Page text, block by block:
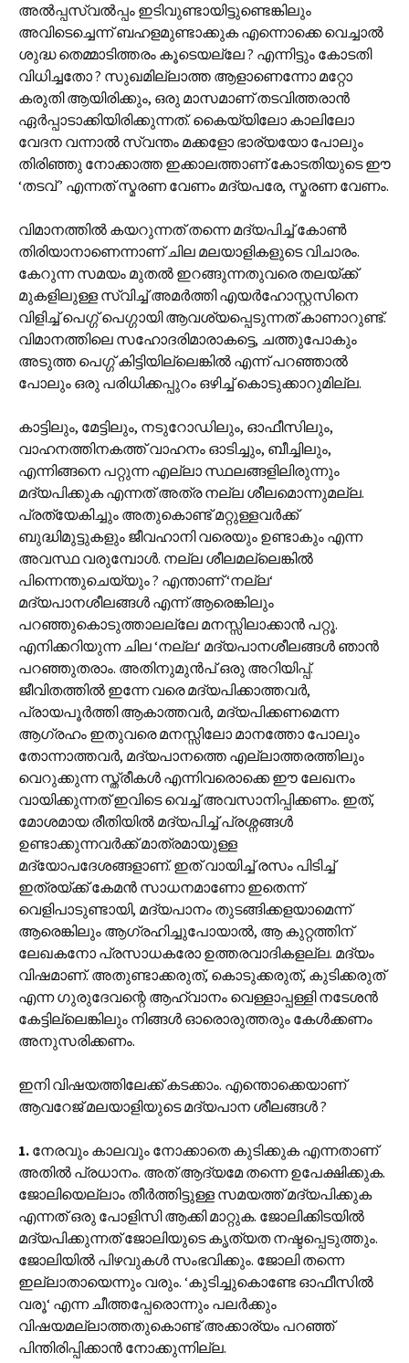
അല്‍പ്പസ്വല്‍പ്പം ഇടിവുണ്ടായിട്ടുണ്ടെങ്കിലും
അവിടെച്ചെന്ന് ബഹളമുണ്ടാക്കുക എന്നൊക്കെ വെച്ചാൽ
ശുദ്ധ തെമ്മാടിത്തരം കൂടെയല്ലേ ? എന്നിട്ടും കോടതി
വിധിച്ചതോ ? സുഖമില്ലാത്ത ആളാണെന്നോ മറ്റോ
കരുതി ആയിരിക്കും, ഒരു മാസമാണ് തടവിത്തരാൻ
ഏർപ്പാടാക്കിയിരിക്കുന്നത്. കൈയ്യിലോ കാലിലോ
വേദന വന്നാൽ സ്വന്തം മക്കളോ ഭാര്യയോ പോലും
തിരിഞ്ഞു നോക്കാത്ത ഇക്കാലത്താണ് കോടതിയുടെ ഈ
‘തടവ് ’ എന്നത് സ്മരണ വേണം മദ്യപരേ, സ്മരണ വേണം.
വിമാനത്തിൽ കയറുന്നത് തന്നെ മദ്യപിച്ച് കോൺ
തിരിയാനാണെന്നാണ് ചില മലയാളികളുടെ വിചാരം.
കേറുന്ന സമയം മുതൽ ഇറങ്ങുന്നതുവരെ തലയ്ക്ക്
മുകളിലുള്ള സ്വിച്ച് അമർത്തി എയർഹോസ്റ്റസിനെ
വിളിച്ച് പെഗ്ഗ് പെഗ്ഗായി ആവശ്യപ്പെടുന്നത് കാണാറുണ്ട്.
വിമാനത്തിലെ സഹോദരിമാരാകട്ടെ, ചത്തുപോകും
അടുത്ത പെഗ്ഗ് കിട്ടിയില്ലെങ്കിൽ എന്ന് പറഞ്ഞാൽ
പോലും ഒരു പരിധിക്കപ്പുറം ഒഴിച്ച് കൊടുക്കാറുമില്ല.
കാട്ടിലും, മേട്ടിലും, നടുറോഡിലും, ഓഫീസിലും,
വാഹനത്തിനകത്ത് വാഹനം ഓടിച്ചും, ബീച്ചിലും,
എന്നിങ്ങനെ പറ്റുന്ന എല്ലാ സ്ഥലങ്ങളിലിരുന്നും
മദ്യപിക്കുക എന്നത് അത്ര നല്ല ശീലമൊന്നുമല്ല.
പ്രത്യേകിച്ചും അതുകൊണ്ട് മറ്റുള്ളവർക്ക്
ബുദ്ധിമുട്ടുകളും ജീവഹാനി വരെയും ഉണ്ടാകും എന്ന
അവസ്ഥ വരുമ്പോൾ. നല്ല ശീലമല്ലെങ്കിൽ
പിന്നെന്തുചെയ്യും ? എന്താണ് ‘നല്ല‘
മദ്യപാനശീലങ്ങൾ എന്ന് ആരെങ്കിലും
പറഞ്ഞുകൊടുത്താലല്ലേ മനസ്സിലാക്കാൻ പറ്റൂ.
എനിക്കറിയുന്ന ചില ‘നല്ല‘ മദ്യപാനശീലങ്ങൾ ഞാൻ
പറഞ്ഞുതരാം. അതിനുമുൻപ് ഒരു അറിയിപ്പ്.
ജീവിതത്തിൽ ഇന്നേ വരെ മദ്യപിക്കാത്തവർ,
പ്രായപൂർത്തി ആകാത്തവർ, മദ്യപിക്കണമെന്ന
ആഗ്രഹം ഇതുവരെ മനസ്സിലോ മാനത്തോ പോലും
തോന്നാത്തവർ, മദ്യപാനത്തെ എല്ലാത്തരത്തിലും
വെറുക്കുന്ന സ്ത്രീകൾ എന്നിവരൊക്കെ ഈ ലേഖനം
വായിക്കുന്നത് ഇവിടെ വെച്ച് അവസാനിപ്പിക്കണം. ഇത്,
മോശമായ രീതിയിൽ മദ്യപിച്ച് പ്രശ്നങ്ങൾ
ഉണ്ടാക്കുന്നവർക്ക് മാത്രമായുള്ള
മദ്യോപദേശങ്ങളാണ്. ഇത് വായിച്ച് രസം പിടിച്ച്
ഇത്രയ്ക്ക് കേമൻ സാധനമാണോ ഇതെന്ന്
വെളിപാടുണ്ടായി, മദ്യപാനം തുടങ്ങിക്കളയാമെന്ന്
ആരെങ്കിലും ആഗ്രഹിച്ചുപോയാൽ, ആ കുറ്റത്തിന്
ലേഖകനോ പ്രസാധകരോ ഉത്തരവാദികളല്ല. മദ്യം
വിഷമാണ്. അതുണ്ടാക്കരുത്, കൊടുക്കരുത്, കുടിക്കരുത്
എന്ന ഗുരുദേവന്റെ ആഹ്വാനം വെള്ളാപ്പള്ളി നടേശൻ
കേട്ടില്ലെങ്കിലും നിങ്ങൾ ഓരൊരുത്തരും കേൾക്കണം
അനുസരിക്കണം.
ഇനി വിഷയത്തിലേക്ക് കടക്കാം. എന്തൊക്കെയാണ്
ആവറേജ് മലയാളിയുടെ മദ്യപാന ശീലങ്ങൾ ?
1. നേരവും കാലവും നോക്കാതെ കുടിക്കുക എന്നതാണ്
അതിൽ പ്രധാനം. അത് ആദ്യമേ തന്നെ ഉപേക്ഷിക്കുക.
ജോലിയെല്ലാം തീർത്തിട്ടുള്ള സമയത്ത് മദ്യപിക്കുക
എന്നത് ഒരു പോളിസി ആക്കി മാറ്റുക. ജോലിക്കിടയിൽ
മദ്യപിക്കുന്നത് ജോലിയുടെ കൃത്യത നഷ്ടപ്പെടുത്തും.
ജോലിയിൽ പിഴവുകൾ സംഭവിക്കും. ജോലി തന്നെ
ഇല്ലാതായെന്നും വരും. ‘കുടിച്ചുകൊണ്ടേ ഓഫീസിൽ
വരൂ‘ എന്ന ചീത്തപ്പേരൊന്നും പലർക്കും
വിഷയമല്ലാത്തതുകൊണ്ട് അക്കാര്യം പറഞ്ഞ്
പിന്തിരിപ്പിക്കാൻ നോക്കുന്നില്ല.